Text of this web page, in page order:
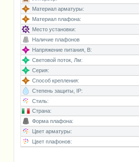
Материал арматуры:
Материал плафона:
Место установки:
Наличие плафонов
Напряжение питания, В:
Световой поток, Лм:
Серия:
Способ крепления:
Степень защиты, IP:
Стиль:
Страна:
Форма плафона:
Цвет арматуры:
Цвет плафонов: